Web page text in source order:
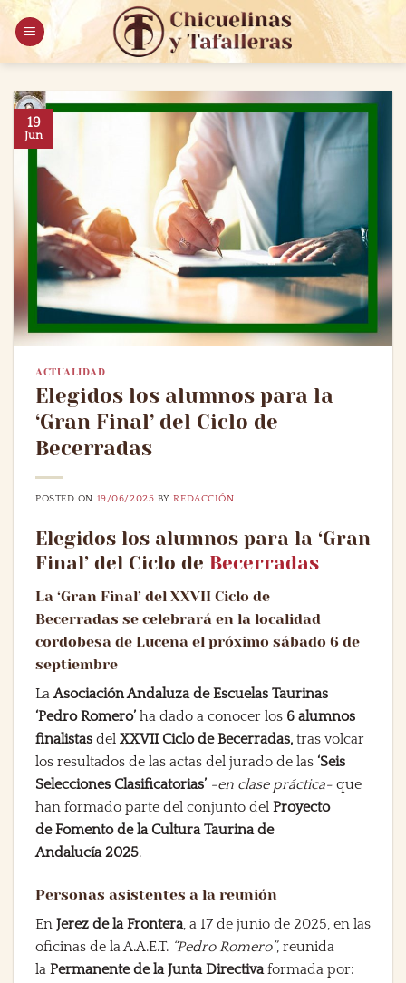
Saltar
contenido
19
Jun
ACTUALIDAD
Elegidos los alumnos para la
‘Gran Final’ del Ciclo de
Becerradas
POSTED ON 19/06/2025 BYREDACCIÓN
Elegidos los alumnos para la ‘Gran
Final’ del Ciclo de Becerradas
La ‘Gran Final’ del XXVII Ciclo de
Becerradas se celebrará en la localidad
cordobesa de Lucena el próximo sábado 6 de
septiembre
LaAsociación Andaluza de Escuelas Taurinas
‘Pedro Romero’ ha dado a conocer los 6 alumnos
finalistas del XXVII Ciclo de Becerradas, tras volcar
los resultados de las actas del jurado de las ‘Seis
Selecciones Clasificatorias’ -en clase práctica- que
han formado parte del conjunto del Proyecto
de Fomento de la Cultura Taurina de
Andalucía 2025.
Personas asistentes a la reunión
En Jerez de la Frontera, a 17 de junio de 2025, en las
oficinas de la A.A.E.T. “Pedro Romero”, reunida
la Permanente de la Junta Directivaformada por: